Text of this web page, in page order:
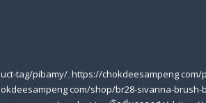
tag/pibamy/, https://chokdeesampeng
com/shop/br28-sivanna-brush-